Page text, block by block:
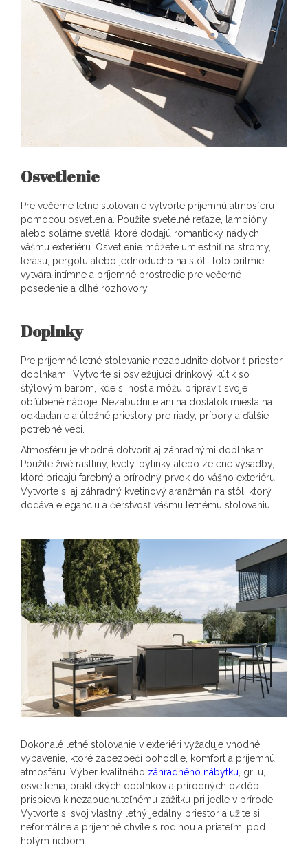
Osvetlenie
Pre večerné letné stolovanie vytvorte príjemnú atmosféru
pomocou osvetlenia. Použite svetelné reťaze, lampióny
alebo solárne svetlá, ktoré dodajú romantický nádych
vášmu exteriéru. Osvetlenie môžete umiestniť na stromy,
terasu, pergolu alebo jednoducho na stôl. Toto prítmie
vytvára intímne a príjemné prostredie pre večerné
posedenie a dlhé rozhovory.
Doplnky
Pre príjemné letné stolovanie nezabudnite dotvoriť priestor
doplnkami. Vytvorte si osviežujúci drinkový kútik so
štýlovým barom, kde si hostia môžu pripraviť svoje
obľúbené nápoje. Nezabudnite ani na dostatok miesta na
odkladanie a úložné priestory pre riady, príbory a ďalšie
potrebné veci.
Atmosféru je vhodné dotvoriť aj záhradnými doplnkami.
Použite živé rastliny, kvety, bylinky alebo zelené výsadby,
ktoré pridajú farebný a prírodný prvok do vášho exteriéru.
Vytvorte si aj záhradný kvetinový aranžmán na stôl, ktorý
dodáva eleganciu a čerstvosť vášmu letnému stolovaniu.
Dokonalé letné stolovanie v exteriéri vyžaduje vhodné
vybavenie, ktoré zabezpečí pohodlie, komfort a príjemnú
atmosféru. Výber kvalitného záhradného nábytku, grilu,
osvetlenia, praktických doplnkov a prírodných ozdôb
prispieva k nezabudnuteľnému zážitku pri jedle v prírode.
Vytvorte si svoj vlastný letný jedálny priestor a užite si
neformálne a príjemné chvíle s rodinou a priateľmi pod
holým nebom.